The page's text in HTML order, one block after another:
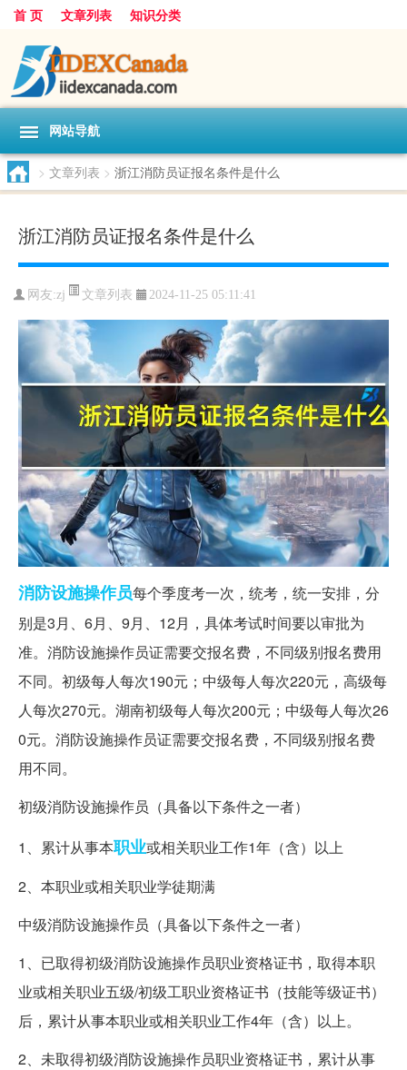
首 页 文章列表 知识分类
网站导航
> 文章列表 > 浙江消防员证报名条件是什么
浙江消防员证报名条件是什么
网友:zj 文章列表 2024-11-25 05:11:41
消防设施操作员每个季度考一次，统考，统一安排，分
别是3月、6月、9月、12月，具体考试时间要以审批为
准。消防设施操作员证需要交报名费，不同级别报名费用
不同。初级每人每次190元；中级每人每次220元，高级每
人每次270元。湖南初级每人每次200元；中级每人每次26
0元。消防设施操作员证需要交报名费，不同级别报名费
用不同。
初级消防设施操作员（具备以下条件之一者）
1、累计从事本职业或相关职业工作1年（含）以上
2、本职业或相关职业学徒期满
中级消防设施操作员（具备以下条件之一者）
1、已取得初级消防设施操作员职业资格证书，取得本职
业或相关职业五级/初级工职业资格证书（技能等级证书）
后，累计从事本职业或相关职业工作4年（含）以上。
2、未取得初级消防设施操作员职业资格证书，累计从事